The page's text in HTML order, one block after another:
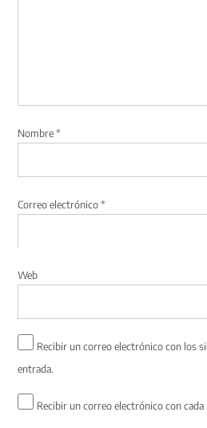
Nombre*
Correo electrónico*
Web
Recibir un correo electrónico con los
entrada.
Recibir un correo electrónico con cada